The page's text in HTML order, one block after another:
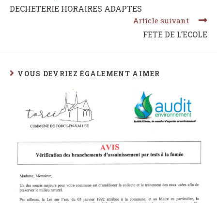
DECHETERIE HORAIRES ADAPTES
Article suivant
FETE DE L’ECOLE
VOUS DEVRIEZ ÉGALEMENT AIMER